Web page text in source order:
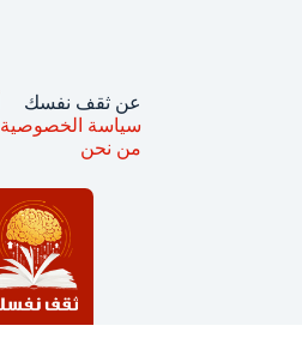
عن ثقف نفسك
سياسة الخصوصية
من نحن